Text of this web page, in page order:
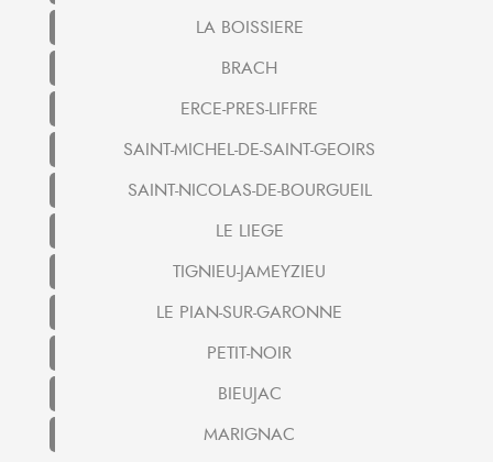
LA BOISSIERE
BRACH
ERCE-PRES-LIFFRE
SAINT-MICHEL-DE-SAINT-GEOIRS
SAINT-NICOLAS-DE-BOURGUEIL
LE LIEGE
TIGNIEU-JAMEYZIEU
LE PIAN-SUR-GARONNE
PETIT-NOIR
BIEUJAC
MARIGNAC